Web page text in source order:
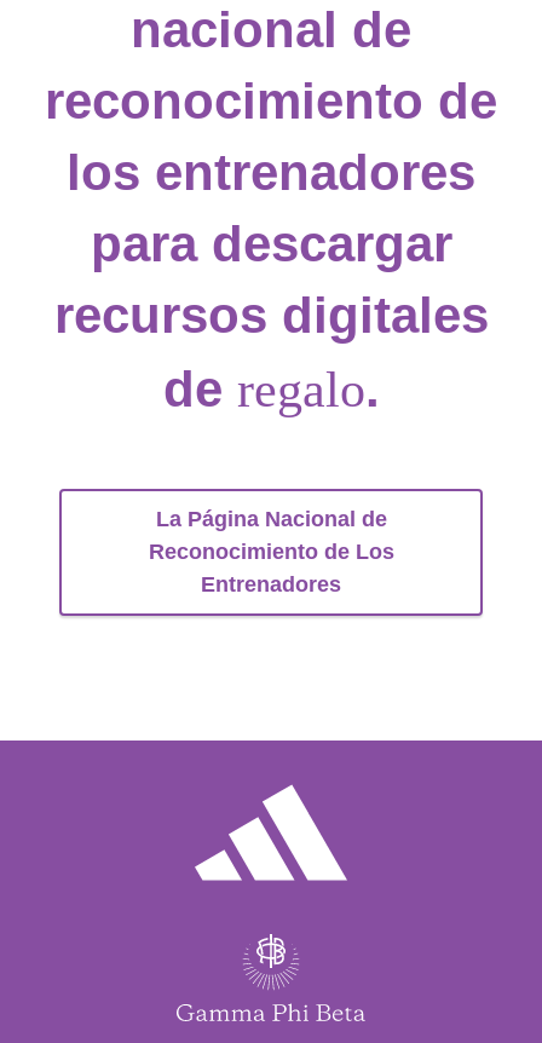
nacional de
reconocimiento de
los entrenadores
para descargar
recursos digitales
de regalo.
La Página Nacional de
Reconocimiento de Los
Entrenadores